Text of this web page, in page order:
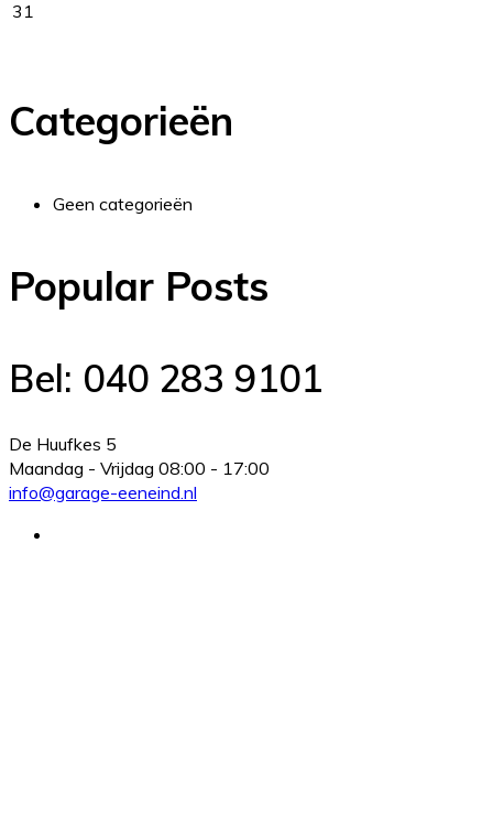
31
Categorieën
Geen categorieën
Popular Posts
Bel: 040 283 9101
De Huufkes 5
Maandag - Vrijdag 08:00 - 17:00
info@garage-eeneind.nl